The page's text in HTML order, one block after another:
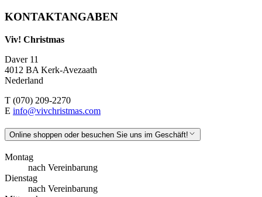
KONTAKTANGABEN
Viv! Christmas
Daver 11
4012 BA Kerk-Avezaath
Nederland
T (070) 209-2270
E info@vivchristmas.com
Online shoppen oder besuchen Sie uns im Geschäft!
Montag
nach Vereinbarung
Dienstag
nach Vereinbarung